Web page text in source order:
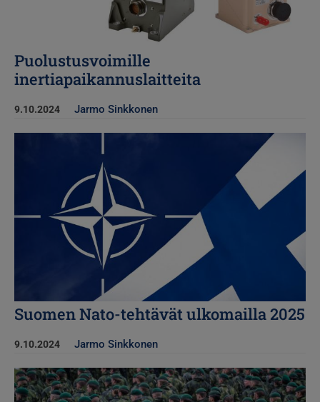
Puolustusvoimille
inertiapaikannuslaitteita
9.10.2024 Jarmo Sinkkonen
Suomen Nato-tehtävät ulkomailla 2025
9.10.2024 Jarmo Sinkkonen
Kuva